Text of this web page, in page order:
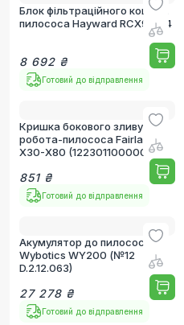
Блок фільтраційного кошика
пилососа Hayward RCX97414
8 692 ₴
Готовий до відправлення
Кришка бокового зливу для
робота-пилососа Fairland
X30-X80 (1223011000002)
851 ₴
Готовий до відправлення
Акумулятор до пилососа
Wybotics WY200 (№12
D.2.12.063)
27 278 ₴
Готовий до відправлення